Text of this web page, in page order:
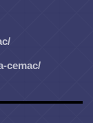
cemac/